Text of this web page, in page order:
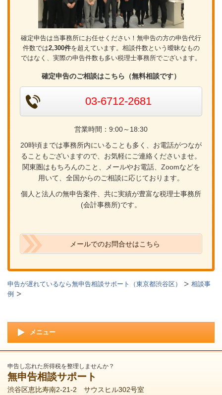
確定申告は当事務所にお任せください！無申告の方の申告代行
件数では2,300件を超えています。相談件数という曖昧なもの
ではなく、実際の申告件数も多い税理士事務所でございます。
確定申告のご相談はこちら（無料相談です）
03-6712-2681
営業時間：9:00～18:30
20時頃までは事務所内にいることも多く、お電話がつなが
ることもございますので、お気軽にご連絡くださいませ。
関東圏はもちろんのこと、メールやお電話、Zoomなどを
用いて、全国からのご相談に応じております。
個人と法人の無申告案件、共に実績が豊富な税理士事務所
(会計事務所)です。
メールでのお問合せはこちら
申告が遅れているなら無申告相談サポート（東京都渋谷区）
相談事
例
メニュー
申告し忘れた所得税を整理しませんか？
無申告相談サポート
渋谷区恵比寿南2-21-2 サウスヒル302号室